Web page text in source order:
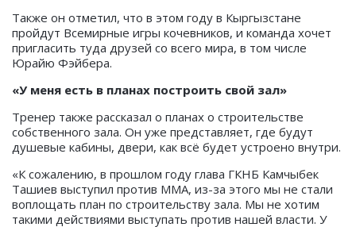
Также он отметил, что в этом году в Кыргызстане
пройдут Всемирные игры кочевников, и команда хочет
пригласить туда друзей со всего мира, в том числе
Юрайю Фэйбера.
«У меня есть в планах построить свой зал»
Тренер также рассказал о планах о строительстве
собственного зала. Он уже представляет, где будут
душевые кабины, двери, как всё будет устроено внутри.
«К сожалению, в прошлом году глава ГКНБ Камчыбек
Ташиев выступил против ММА, из-за этого мы не стали
воплощать план по строительству зала. Мы не хотим
такими действиями выступать против нашей власти. У